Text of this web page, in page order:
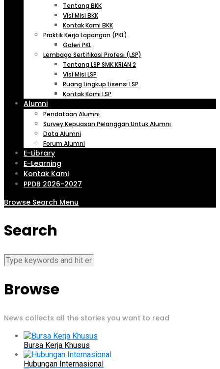
Tentang BKK
Visi Misi BKK
Kontak Kami BKK
Praktik Kerja Lapangan (PKL)
Galeri PKL
Lembaga Sertifikasi Profesi (LSP)
Tentang LSP SMK KRIAN 2
Visi Misi LSP
Ruang Lingkup Lisensi LSP
Kontak Kami LSP
Alumni
Pendataan Alumni
Survey Kepuasan Pelanggan Untuk Alumni
Data Alumni
Forum Alumni
E-Library
E-Learning
Kontak Kami
PPDB 2026-2027
Browse Search Menu
Search
Browse
News collects all the stories you want to read
Bursa Kerja Khusus
Hubungan Internasional